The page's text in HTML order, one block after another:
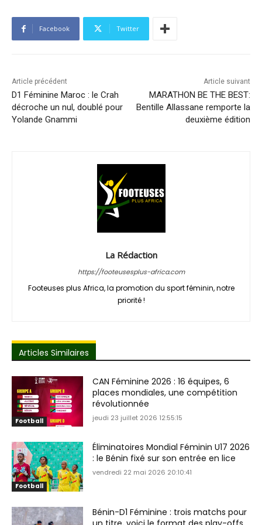
Facebook Twitter
Article précédent
D1 Féminine Maroc : le Crah
décroche un nul, doublé pour
Yolande Gnammi
Article suivant
MARATHON BE THE BEST:
Bentille Allassane remporte la
deuxième édition
La Rédaction
https://footeusesplus-africa.com
Footeuses plus Africa, la promotion du sport féminin, notre
priorité !
Articles Similaires
Football
CAN Féminine 2026 : 16 équipes, 6
places mondiales, une compétition
révolutionnée
jeudi 23 juillet 2026 12:55:15
Football
Éliminatoires Mondial Féminin U17 2026
: le Bénin fixé sur son entrée en lice
vendredi 22 mai 2026 20:10:41
Bénin-D1 Féminine : trois matchs pour